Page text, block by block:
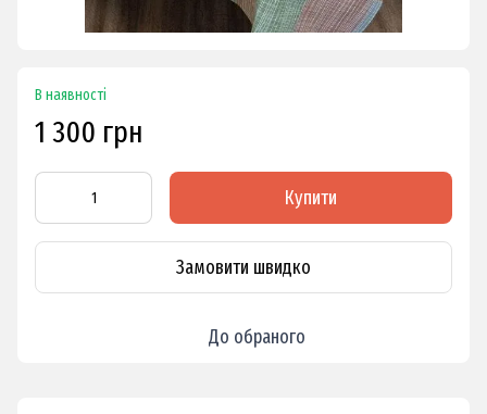
В наявності
1 300 грн
Купити
Замовити швидко
До обраного